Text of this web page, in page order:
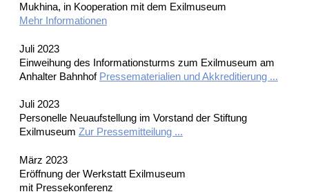
Mukhina, in Kooperation mit dem Exilmuseum
Mehr Informationen
Juli 2023
Einweihung des Informationsturms zum Exilmuseum am
Anhalter Bahnhof Pressematerialien und Akkreditierung ...
Juli 2023
Personelle Neuaufstellung im Vorstand der Stiftung
Exilmuseum Zur Pressemitteilung ...
März 2023
Eröffnung der Werkstatt Exilmuseum
mit Pressekonferenz